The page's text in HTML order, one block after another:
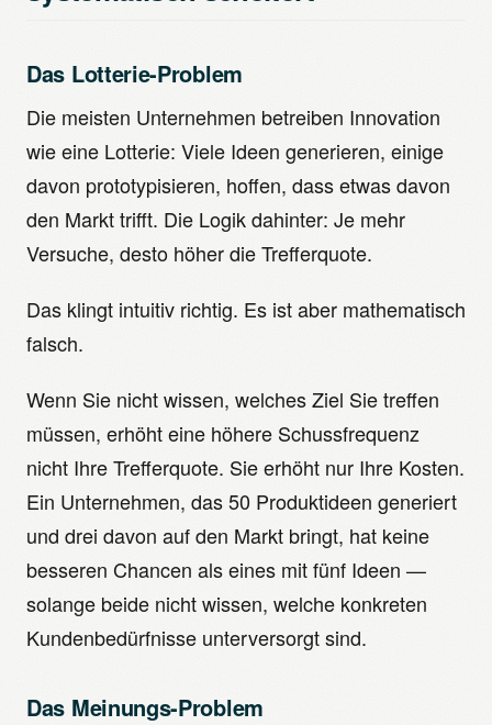
Das Lotterie-Problem
Die meisten Unternehmen betreiben Innovation
wie eine Lotterie: Viele Ideen generieren, einige
davon prototypisieren, hoffen, dass etwas davon
den Markt trifft. Die Logik dahinter: Je mehr
Versuche, desto höher die Trefferquote.
Das klingt intuitiv richtig. Es ist aber mathematisch
falsch.
Wenn Sie nicht wissen, welches Ziel Sie treffen
müssen, erhöht eine höhere Schussfrequenz
nicht Ihre Trefferquote. Sie erhöht nur Ihre Kosten.
Ein Unternehmen, das 50 Produktideen generiert
und drei davon auf den Markt bringt, hat keine
besseren Chancen als eines mit fünf Ideen —
solange beide nicht wissen, welche konkreten
Kundenbedürfnisse unterversorgt sind.
Das Meinungs-Problem